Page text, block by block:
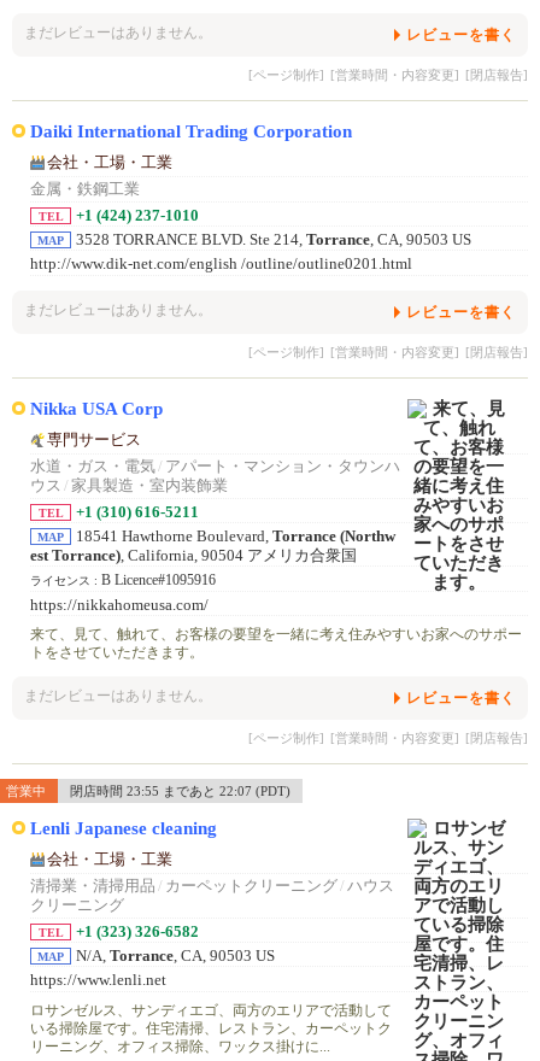
まだレビューはありません。 レビューを書く
[ページ制作] [営業時間・内容変更] [閉店報告]
Daiki International Trading Corporation
会社・工場・工業
金属・鉄鋼工業
TEL +1 (424) 237-1010
MAP 3528 TORRANCE BLVD. Ste 214, Torrance, CA, 90503 US
http://www.dik-net.com/english /outline/outline0201.html
まだレビューはありません。 レビューを書く
[ページ制作] [営業時間・内容変更] [閉店報告]
Nikka USA Corp
専門サービス
水道・ガス・電気/ アパート・マンション・タウンハ
ウス / 家具製造・室内装飾業
TEL +1 (310) 616-5211
MAP 18541 Hawthorne Boulevard, Torrance (Northw
est Torrance), California, 90504 アメリカ合衆国
ライセンス : B Licence#1095916
https://nikkahomeusa.com/
来て、見て、触れて、お客様の要望を一緒に考え住みやすいお家へのサポー
トをさせていただきます。
まだレビューはありません。 レビューを書く
[ページ制作] [営業時間・内容変更] [閉店報告]
営業中 閉店時間 23:55 まであと 22:07 (PDT)
Lenli Japanese cleaning
会社・工場・工業
清掃業・清掃用品 / カーペットクリーニング/ ハウス
クリーニング
TEL +1 (323) 326-6582
MAP N/A, Torrance, CA, 90503 US
https://www.lenli.net
ロサンゼルス、サンディエゴ、両方のエリアで活動して
いる掃除屋です。住宅清掃、レストラン、カーペットク
リーニング、オフィス掃除、ワックス掛けに...